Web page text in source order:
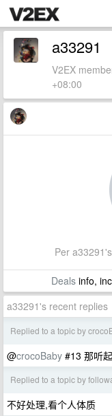
a33291
V2EX
+08:00
Per
Dealsinfo,
a33291's recent replies
Replied to a topic by
@crocoBaby #13 那听
Replied to a topic by
不好处理,看个人体质